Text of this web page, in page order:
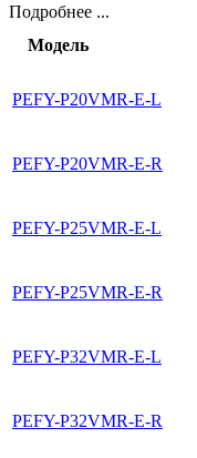
Подробнее ...
Модель
PEFY-P20VMR-E-L
PEFY-P20VMR-E-R
PEFY-P25VMR-E-L
PEFY-P25VMR-E-R
PEFY-P32VMR-E-L
PEFY-P32VMR-E-R